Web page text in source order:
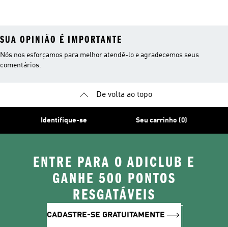
SUA OPINIÃO É IMPORTANTE
Nós nos esforçamos para melhor atendê-lo e agradecemos seus
comentários.
De volta ao topo
Identifique-se Seu carrinho (0)
ENTRE PARA O ADICLUB E
GANHE 500 PONTOS
RESGATÁVEIS
CADASTRE-SE GRATUITAMENTE